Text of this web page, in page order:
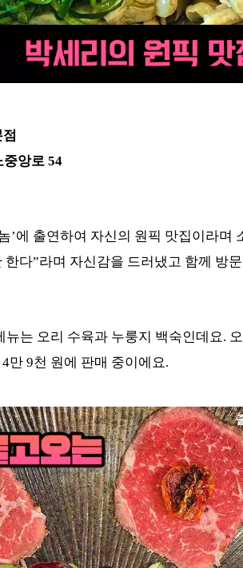
앙로 54
’에 출연하여 자신의 원픽 맛집이라며
다”라며 자신감을 드러냈고 함께 방
뉴는 오리 수육과 누룽지 백숙인데요.
만 9천 원에 판매 중이에요.